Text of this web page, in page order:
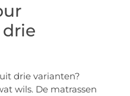
drie varianten?
wils. De matrassen